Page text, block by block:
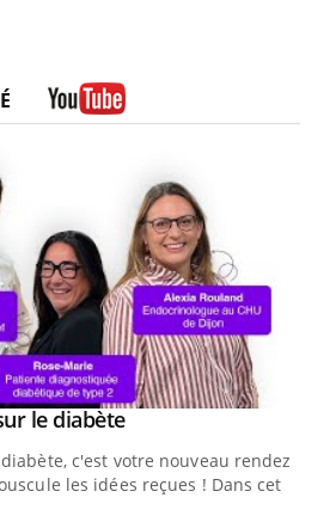
le diabèteYoutube
c'est votre nouveau rendez-
les idées reçues ! Dans cet